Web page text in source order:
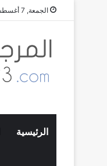
الجمعة, 7 أغسطس 2026
الرئيسية